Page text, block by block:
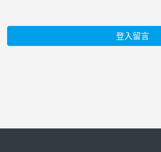
登入留言